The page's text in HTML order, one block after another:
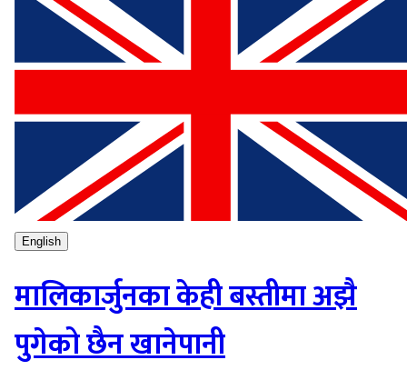
English
मालिकार्जुनका केही बस्तीमा अझै
पुगेको छैन खानेपानी